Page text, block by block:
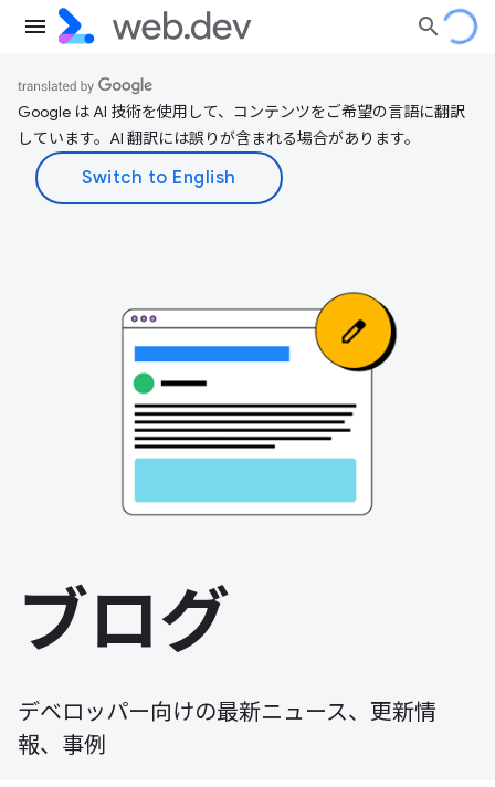
Google は AI 技術を使用して、コンテンツをご希望の言語に翻訳
しています。AI 翻訳には誤りが含まれる場合があります。
ブログ
デベロッパー向けの最新ニュース、更新情
報、事例